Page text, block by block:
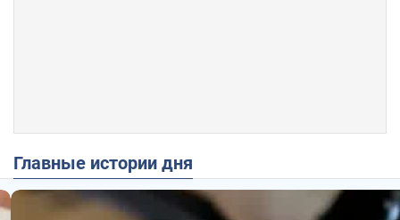
Главные истории дня